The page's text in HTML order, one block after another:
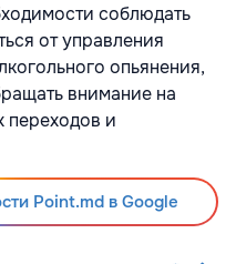
соблюдать
от управления
опьянения,
внимание на
переходов и
Point.md в Google